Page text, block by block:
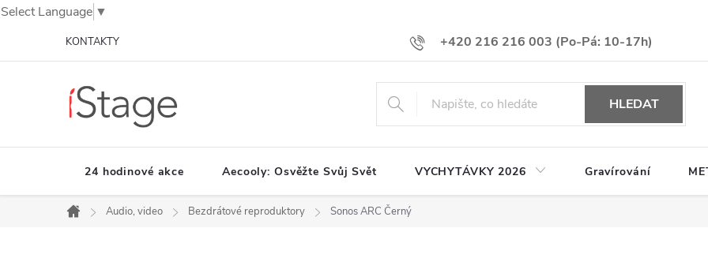
Select Language ▼
+420 216 216 003
KONTAKTY
HLEDAT
24 hodinové akce Aecooly: Osvěžte Svůj Svět VYCHYTÁVKY 2026 Gravírování
Domů
Audio, video Bezdrátové reproduktory Sonos ARC Černý